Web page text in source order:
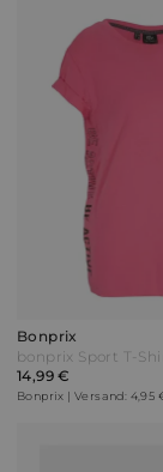
Bonprix
bonprix Sport T-
14,99 €
Bonprix | Versand: 4,95